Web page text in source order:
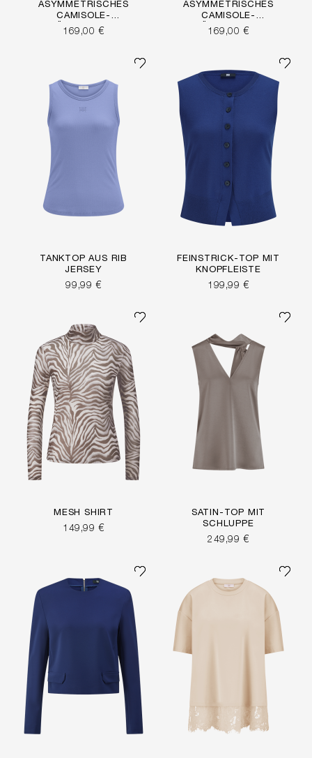
ASYMMETRISCHES
CAMISOLE-
TRÄGERTOP MIT
SPITZE
169,00 €
ASYMMETRISCHES
CAMISOLE-
TRÄGERTOP MIT
SPITZE
169,00 €
TANKTOP AUS RIB
JERSEY
99,99 €
FEINSTRICK-TOP MIT
KNOPFLEISTE
199,99 €
MESH SHIRT
149,99 €
SATIN-TOP MIT
SCHLUPPE
249,99 €